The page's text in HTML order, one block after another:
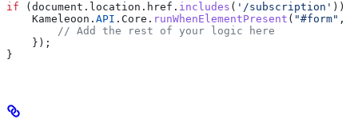
if ( document . location . href . includes ( '/subscription' )) {
    Kameleoon
. API . Core . runWhenElementPresent ( "#form" ,
        // Add the rest of your logic here
    });
}